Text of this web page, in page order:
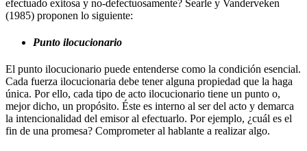
efectuado exitosa y no-defectuosamente? Searle y Vanderveken
(1985) proponen lo siguiente:
Punto ilocucionario
El punto ilocucionario puede entenderse como la condición esencial.
Cada fuerza ilocucionaria debe tener alguna propiedad que la haga
única. Por ello, cada tipo de acto ilocucionario tiene un punto o,
mejor dicho, un propósito. Éste es interno al ser del acto y demarca
la intencionalidad del emisor al efectuarlo. Por ejemplo, ¿cuál es el
fin de una promesa? Comprometer al hablante a realizar algo.